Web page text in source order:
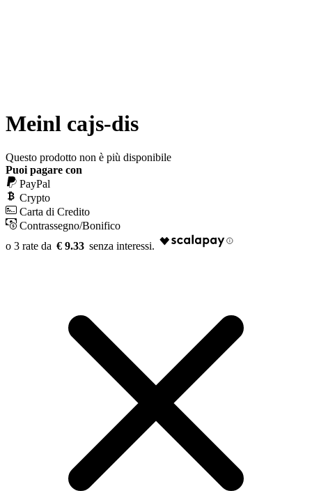
Meinl cajs-dis
Questo prodotto non è più disponibile
Puoi pagare con
PayPal
Crypto
Carta di Credito
Contrassegno/Bonifico
€ 9.33